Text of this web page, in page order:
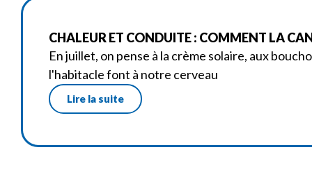
CHALEUR ET CONDUITE : COMMENT LA
En juillet, on pense à la crème solaire, aux
l'habitacle font à notre cerveau
Lire la suite